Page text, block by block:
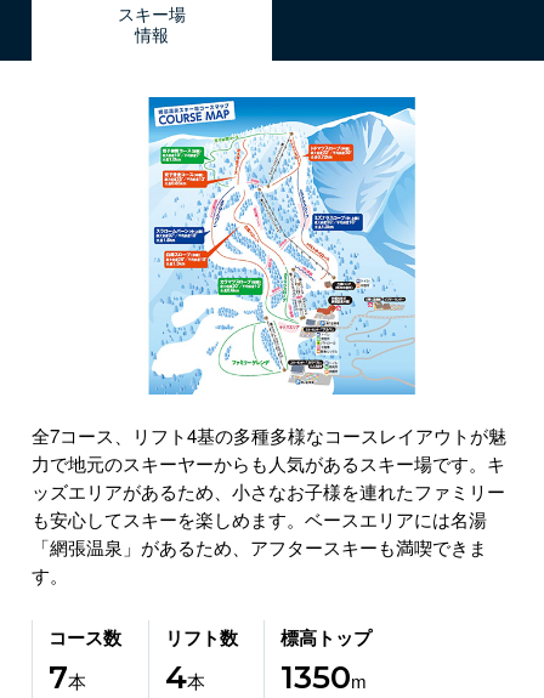
スキー場
情報
全7コース、リフト4基の多種多様なコースレイアウトが魅
力で地元のスキーヤーからも人気があるスキー場です。キ
ッズエリアがあるため、小さなお子様を連れたファミリー
も安心してスキーを楽しめます。ベースエリアには名湯
「網張温泉」があるため、アフタースキーも満喫できま
す。
コース数
7本
リフト数
4本
標高トップ
1350m